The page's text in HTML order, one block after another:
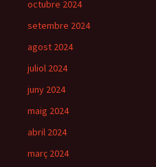
octubre 2024
setembre 2024
agost 2024
juliol 2024
juny 2024
maig 2024
abril 2024
març 2024